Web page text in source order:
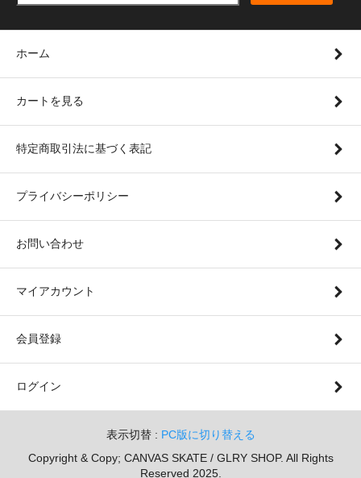
ホーム
カートを見る
特定商取引法に基づく表記
プライバシーポリシー
お問い合わせ
マイアカウント
会員登録
ログイン
表示切替 : PC版に切り替える
Copyright & Copy; CANVAS SKATE / GLRY SHOP. All Rights
Reserved 2025.